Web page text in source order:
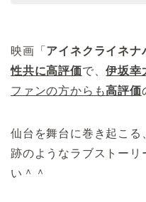
映画「 アイネクライネナ
性共に高評価で、伊坂幸
ファンの方からも高評価
仙台を舞台に巻き起こ
跡のようなラブストーリ
い＾＾